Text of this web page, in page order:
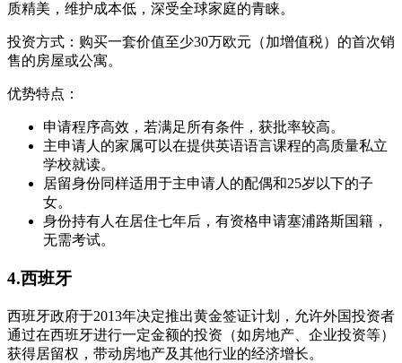
质精美，维护成本低，深受全球家庭的青睐。
投资方式：购买一套价值至少30万欧元（加增值税）的首次销
售的房屋或公寓。
优势特点：
申请程序高效，若满足所有条件，获批率较高。
主申请人的家属可以在提供英语语言课程的高质量私立
学校就读。
居留身份同样适用于主申请人的配偶和25岁以下的子
女。
身份持有人在居住七年后，有资格申请塞浦路斯国籍，
无需考试。
4.西班牙
西班牙政府于2013年决定推出黄金签证计划，允许外国投资者
通过在西班牙进行一定金额的投资（如房地产、企业投资等）
获得居留权，带动房地产及其他行业的经济增长。